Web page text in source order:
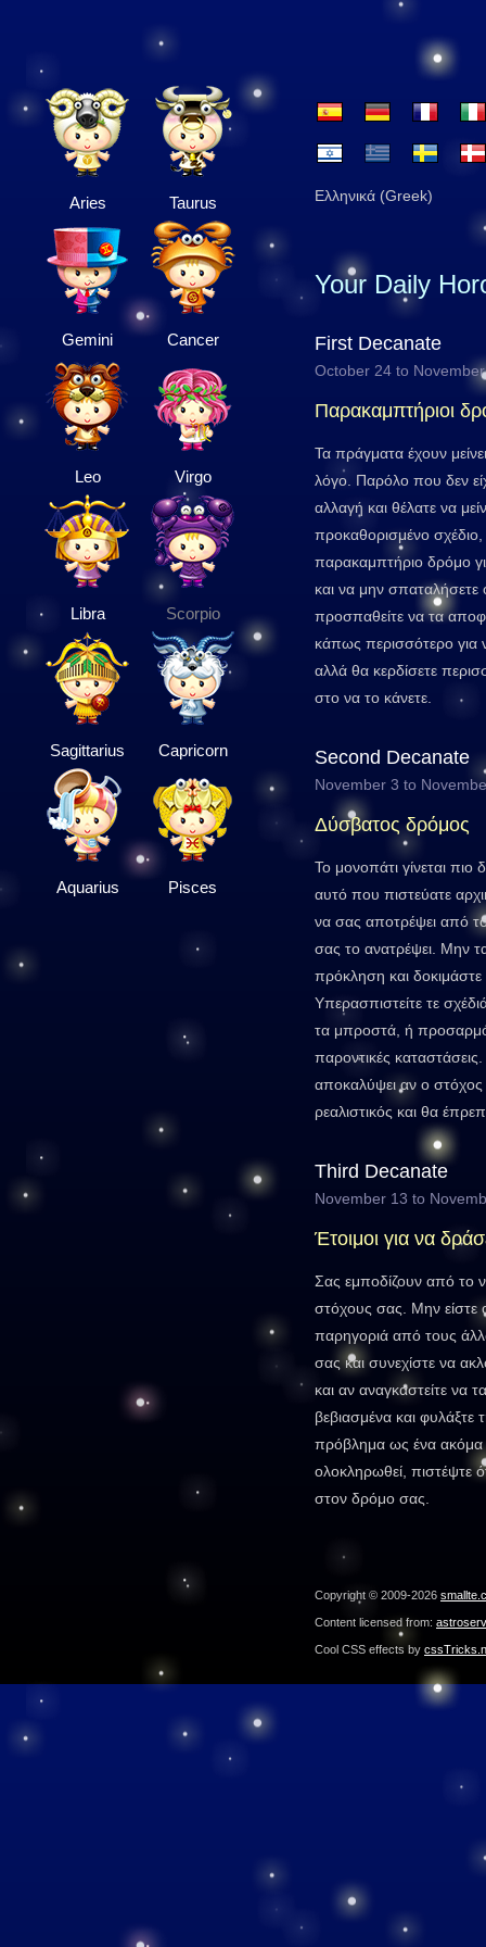
Aries Taurus
Gemini Cancer
Leo Virgo
Libra Scorpio
Sagittarius Capricorn
Aquarius Pisces
Ελληνικά (Greek)
Your Daily
First Decanate
October 24 to
Παρακαμπτήριοι
Τα πράγματα έχουν
λόγο. Παρόλο που δεν
αλλαγή και θέλατε να
προκαθορισμένο
παρακαμπτήριο δρόμο
και να μην σπαταλήσετε
προσπαθείτε να τα
κάπως περισσότερο για
αλλά θα κερδίσετε
στο να το κάνετε.
Second Decanate
November 3 to
Δύσβατος δρόμος
Το μονοπάτι γίνεται
αυτό που πιστεύατε
να σας αποτρέψει από
σας το ανατρέψει. Μην
πρόκληση και
Υπερασπιστείτε τε
τα μπροστά, ή
παροντικές
αποκαλύψει αν ο στόχος
ρεαλιστικός και θα
Third Decanate
November 13 to
Έτοιμοι για να
Σας εμποδίζουν από το
στόχους σας. Μην είστε
παρηγοριά από τους
σας και συνεχίστε να
και αν αναγκαστείτε να
βεβιασμένα και φυλάξτε
πρόβλημα ως ένα ακόμα
ολοκληρωθεί, πιστέψτε
στον δρόμο σας.
Copyright © 2009-2026
Content licensed from:
Cool CSS effects by